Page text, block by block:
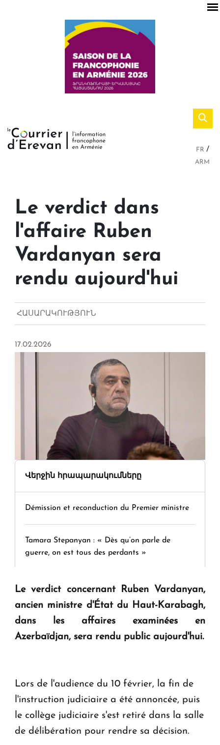
FR
ARM
Le verdict dans
l'affaire Ruben
Vardanyan sera
rendu aujourd'hui
ՀԱՍԱՐԱԿՈՒԹՅՈՒՆ
17.02.2026
Վերջին հրապարակումները
Démission et reconduction du Premier ministre
Tamara Stepanyan : « Dès qu’on parle de
guerre, on est tous des perdants »
" Tant qu'il n'existe pas d'alternative concrète, la
question d'un référendum ne se pose pas. "
KASA : 30 ans d'audace, de résilience et d'avenir
en Arménie
ouvrira ses portes à Dilijan
Le verdict concernant Ruben Vardanyan,
ancien ministre d'État du Haut-Karabagh,
dans les affaires examinées en
Azerbaïdjan, sera rendu public aujourd'hui.
Lors de l'audience du 10 février, la fin de
l'instruction judiciaire a été annoncée, puis
le collège judiciaire s'est retiré dans la salle
de délibération pour rendre sa décision.